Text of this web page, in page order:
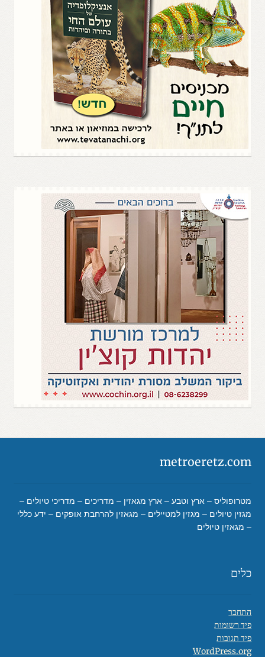
metroeretz.com
מטרופוליס – ארץ וטבע – ארץ מגאזין – מדריכים – מדריכי טיולים –
מגזין טיולים – מגזין למטיילים – מגאזין להרחבת אופקים – ידע כללי
– מגאזין טיולים
כלים
התחבר
פיד רשומות
פיד תגובות
WordPress.org